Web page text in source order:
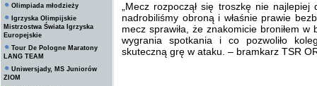
Olimpiada młodzieży
Igrzyska Olimpijskie
Mistrzostwa Świata Igrzyska
Europejskie
Tour De Pologne Maratony
LANG TEAM
Uniwersjady, MS Juniorów
ZIOM
„Mecz rozpoczął się troszkę nie
nadrobiliśmy obroną i właśnie prawie
mecz sprawiła, że znakomicie broniłem
wygrania spotkania i co pozwoliło
skuteczną grę w ataku. – bramkarz TSR